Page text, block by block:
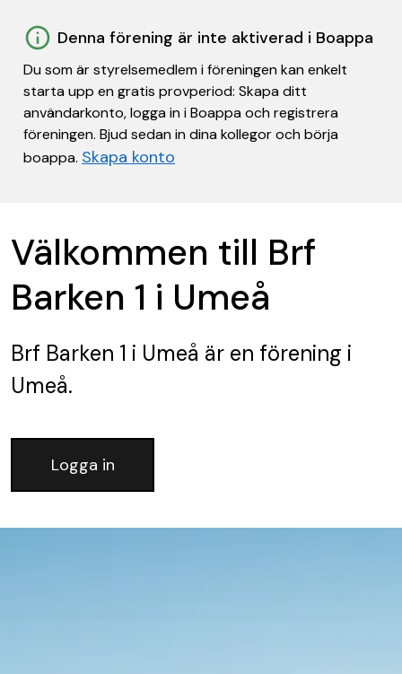
Denna förening är inte aktiverad i Boappa
Du som är styrelsemedlem i föreningen kan enkelt
starta upp en gratis provperiod: Skapa ditt
användarkonto, logga in i Boappa och registrera
föreningen. Bjud sedan in dina kollegor och börja
boappa. Skapa konto
Välkommen till Brf
Barken 1 i Umeå
Brf Barken 1 i Umeå är en förening i
Umeå.
Logga in